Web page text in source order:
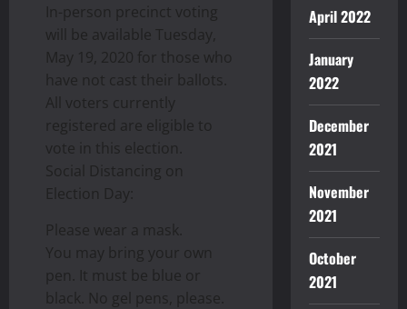
In-person precinct voting
will be available Tuesday,
May 19, 2020 for those who
have not cast their ballots.
All voters currently
registered are eligible to
vote in this election.
Social Distancing on
Election Day:
Please wear a mask.
You may bring your own
pen. It must be blue or
black. No gel pens, please.
April 2022
January
2022
December
2021
November
2021
October
2021